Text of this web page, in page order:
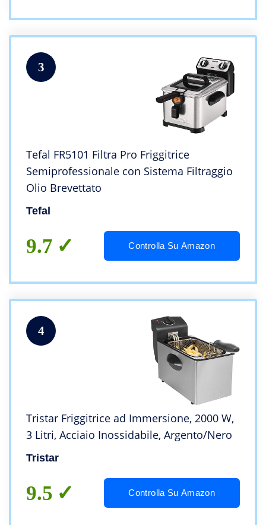
3
Tefal FR5101 Filtra Pro Friggitrice
Semiprofessionale con Sistema Filtraggio
Olio Brevettato
Tefal
9.7 Controlla Su Amazon
4
Tristar Friggitrice ad Immersione, 2000 W,
3 Litri, Acciaio Inossidabile, Argento/Nero
Tristar
9.5 Controlla Su Amazon